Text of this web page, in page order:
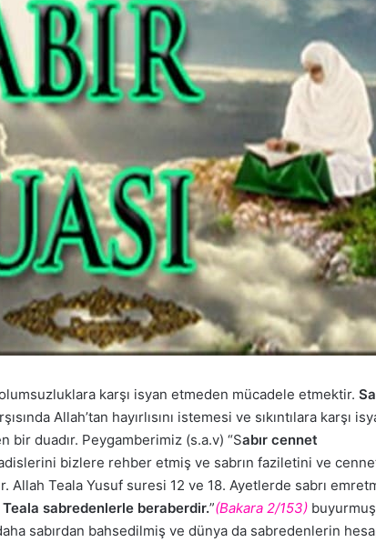
karşı isyan etmeden mücadele etmektir.
Allah’tan hayırlısını istemesi ve sıkıntılara karşı
bir duadır. Peygamberimiz (s.a.v) “Sabır cennet
bizlere rehber etmiş ve sabrın faziletini ve
Allah Teala Yusuf suresi 12 ve 18. Ayetlerde sabrı
sabredenlerle beraberdir.”(Bakara 2/153)
sabırdan bahsedilmiş ve dünya da sabredenlerin